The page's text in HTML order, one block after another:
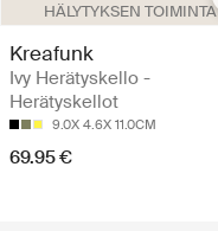
HÄLYTYKSEN TOIMINTA
Kreafunk
Ivy Herätyskello -
Herätyskellot
9.0X 4.6X 11.0CM
69.95 €